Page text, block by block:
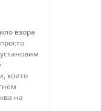
взора
които
на